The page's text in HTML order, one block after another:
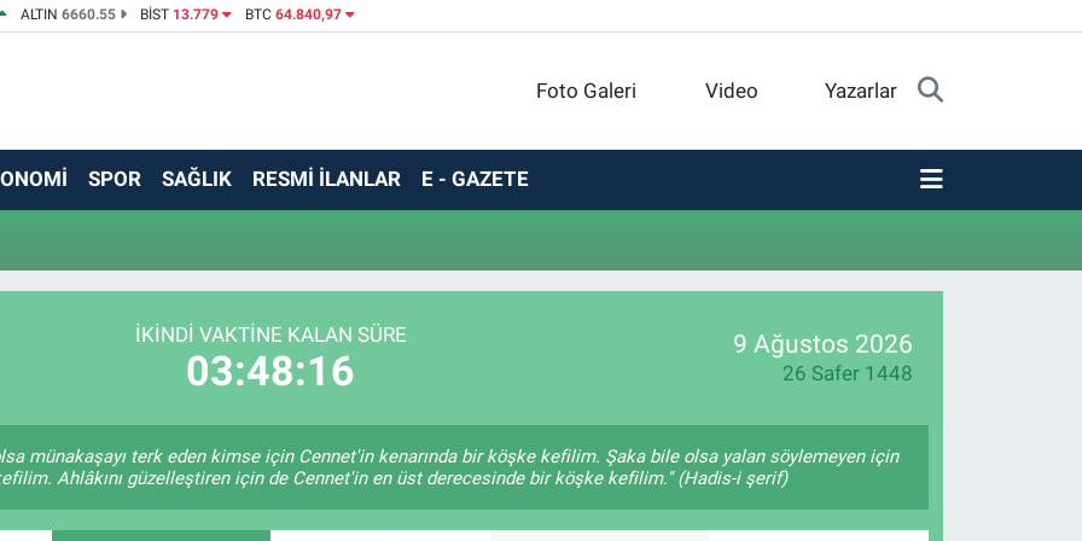
ALTIN 6660.55 BİST 13.779 BTC 64.840,97
Foto Galeri Video Yazarlar
SPOR SAĞLIK RESMİ İLANLAR E - GAZETE
İKINDI VAKTINE KALAN SÜRE
03:48:16
9 Ağustos 2026
26 Safer 1448
münakaşayı terk eden kimse için Cennet'in kenarında bir köşke kefilim. Şaka bile olsa yalan söylemeyen için
Ahlâkını güzelleştiren için de Cennet'in en üst derecesinde bir köşke kefilim." (Hadis-i şerif)